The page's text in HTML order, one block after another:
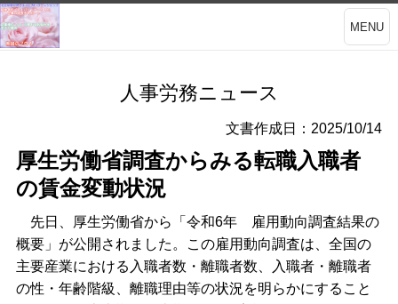
MENU
人事労務ニュース
文書作成日：2025/10/14
厚生労働省調査からみる転職入職者
の賃金変動状況
先日、厚生労働省から「令和6年 雇用動向調査結果の
概要」が公開されました。この雇用動向調査は、全国の
主要産業における入職者数・離職者数、入職者・離職者
の性・年齢階級、離職理由等の状況を明らかにすること